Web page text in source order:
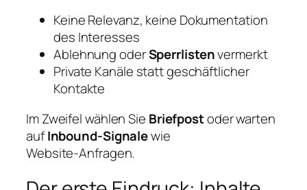
Keine Relevanz, keine Dokumentation
des Interesses
Ablehnung oderSperrlistenvermerkt
Private Kanäle statt geschäftlicher
Kontakte
Im Zweifel wählen Sie Briefpostoder warten
aufInbound‑Signalewie
Website‑Anfragen.